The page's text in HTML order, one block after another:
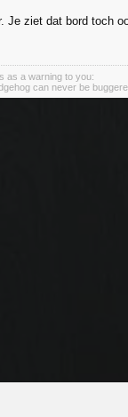
Je ziet dat bord toch
as a warning to you:
can never be